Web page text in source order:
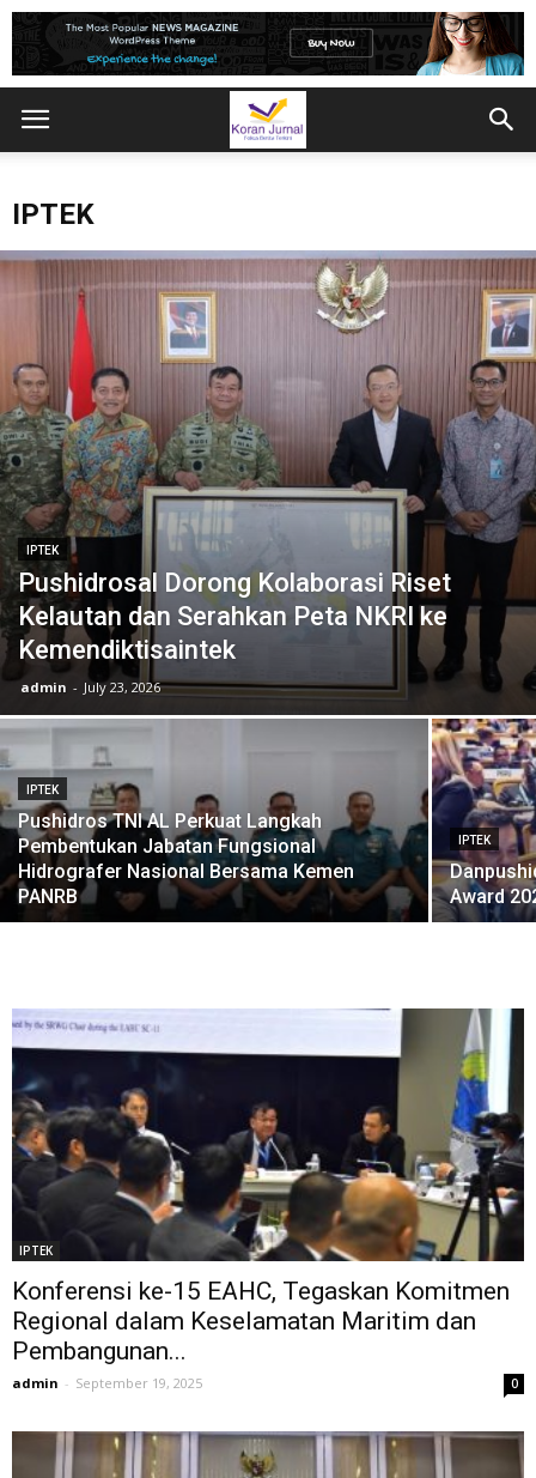
IPTEK
IPTEK
Pushidrosal Dorong Kolaborasi Riset
Kelautan dan Serahkan Peta NKRI ke
Kemendiktisaintek
admin - July 23, 2026
IPTEK
Pushidros TNI AL Perkuat Langkah
Pembentukan Jabatan Fungsional
Hidrografer Nasional Bersama Kemen
PANRB
IPTEK
Award
IPTEK
Konferensi ke-15 EAHC, Tegaskan Komitmen
Regional dalam Keselamatan Maritim dan
Pembangunan...
admin - September 19, 2025 0